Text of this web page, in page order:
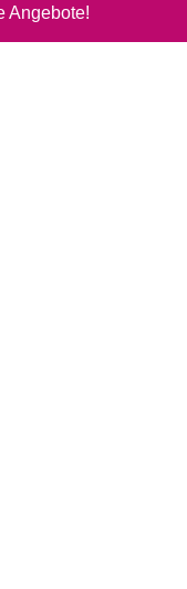
Angebote!